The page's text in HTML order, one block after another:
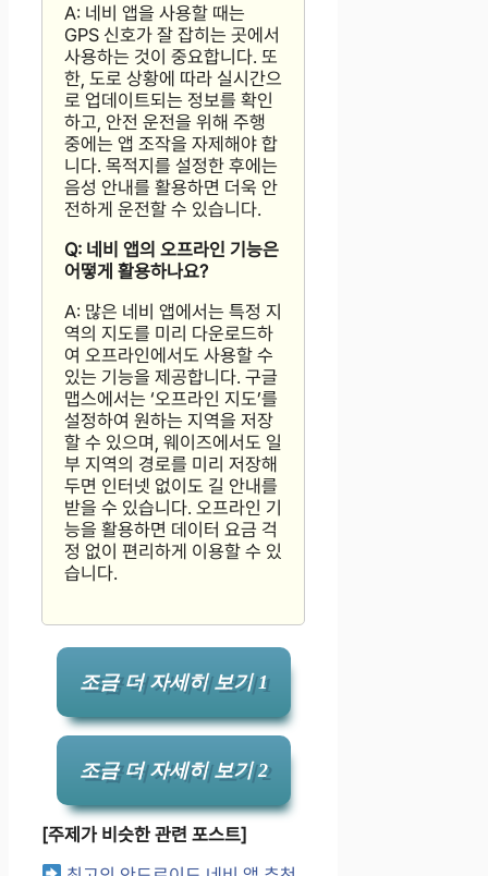
A: 네비 앱을 사용할 때는
GPS 신호가 잘 잡히는 곳에서
사용하는 것이 중요합니다. 또
한, 도로 상황에 따라 실시간으
로 업데이트되는 정보를 확인
하고, 안전 운전을 위해 주행
중에는 앱 조작을 자제해야 합
니다. 목적지를 설정한 후에는
음성 안내를 활용하면 더욱 안
전하게 운전할 수 있습니다.
Q: 네비 앱의 오프라인 기능은
어떻게 활용하나요?
A: 많은 네비 앱에서는 특정 지
역의 지도를 미리 다운로드하
여 오프라인에서도 사용할 수
있는 기능을 제공합니다. 구글
맵스에서는 ‘오프라인 지도’를
설정하여 원하는 지역을 저장
할 수 있으며, 웨이즈에서도 일
부 지역의 경로를 미리 저장해
두면 인터넷 없이도 길 안내를
받을 수 있습니다. 오프라인 기
능을 활용하면 데이터 요금 걱
정 없이 편리하게 이용할 수 있
습니다.
조금 더 자세히 보기 1
조금 더 자세히 보기 2
[주제가 비슷한 관련 포스트]